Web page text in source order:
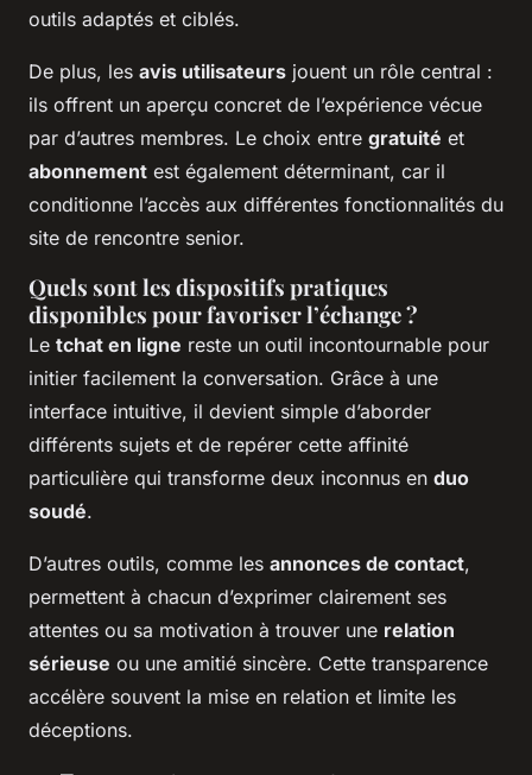
outils adaptés et ciblés.
De plus, les avis utilisateurs jouent un rôle central :
ils offrent un aperçu concret de l’expérience vécue
par d’autres membres. Le choix entre gratuité et
abonnement est également déterminant, car il
conditionne l’accès aux différentes fonctionnalités du
site de rencontre senior.
Quels sont les dispositifs pratiques
disponibles pour favoriser l’échange ?
Le tchat en ligne reste un outil incontournable pour
initier facilement la conversation. Grâce à une
interface intuitive, il devient simple d’aborder
différents sujets et de repérer cette affinité
particulière qui transforme deux inconnus en duo
soudé.
D’autres outils, comme les annonces de contact,
permettent à chacun d’exprimer clairement ses
attentes ou sa motivation à trouver une relation
sérieuse ou une amitié sincère. Cette transparence
accélère souvent la mise en relation et limite les
déceptions.